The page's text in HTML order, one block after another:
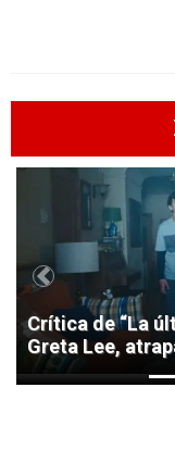
Crítica de “La
Greta Lee,
Previous